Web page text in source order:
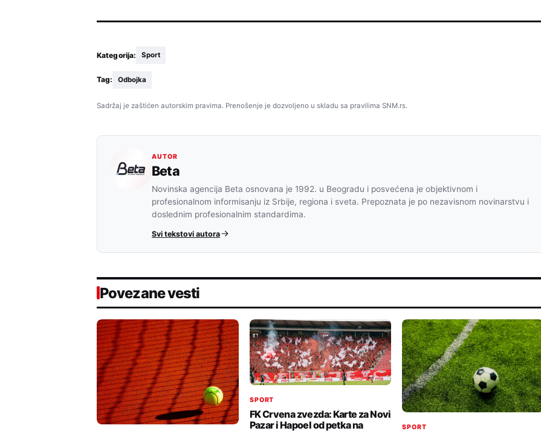
Kategorija: Sport
Tag: Odbojka
Sadržaj je zaštićen autorskim pravima. Prenošenje je dozvoljeno u skladu sa pravilima SNM.rs.
AUTOR
Beta
Novinska agencija Beta osnovana je 1992. u Beogradu i posvećena je objektivnom i
profesionalnom informisanju iz Srbije, regiona i sveta. Prepoznata je po nezavisnom novinarstvu i
doslednim profesionalnim standardima.
Svi tekstovi autora
Povezane vesti
SPORT
FK Crvena zvezda: Karte za Novi
Pazar i Hapoel od petka na
SPORT